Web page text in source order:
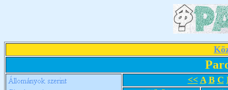
<< A B C